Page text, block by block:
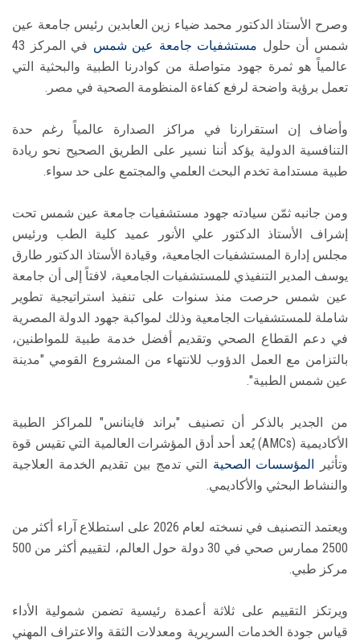
وصرح الأستاذ الدكتور محمد ضياء زين العابدين رئيس جامعة عين
شمس أن حلول مستشفيات جامعة عين شمس
في المركز 43
عالمياً هو ثمرة جهود متواصلة من كوادرنا الطبية والبحثية التي
تعمل برؤية واضحة لرفع كفاءة المنظومة الصحية في مصر.
وأضاف إن استقرارنا في مراكز الصدارة عالمياً رغم حدة
التنافسية الدولية يؤكد أننا نسير على الطريق الصحيح نحو ريادة
طبية مستدامة تخدم البحث العلمي والمجتمع على حد سواء.
ومن جانبه ثمّن سيادته جهود مستشفيات جامعة عين شمس تحت
إشراف الأستاذ الدكتور علي الأنور عميد كلية الطب ورئيس
مجلس إدارة المستشفيات الجامعية، وقيادة الأستاذ الدكتور طارق
يوسف المدير التنفيذي للمستشفيات الجامعية، لافتاً إلى أن جامعة
عين شمس حرصت منذ سنوات على تنفيذ استراتيجية تطوير
شاملة للمستشفيات الجامعية وذلك لمواكبة جهود الدولة المصرية
في دعم القطاع الصحي وتقديم أفضل خدمة طبية للمواطنين،
بالتزامن مع العمل الدؤوب للانتهاء من المشروع القومي "مدينة
عين شمس الطبية".
من الجدير بالذكر أن تصنيف "براند فاينانس" للمراكز الطبية
الأكاديمية (AMCs) يُعد أحد أدق المؤشرات العالمية التي تقيس قوة
وتأثير
المؤسسات الصحية التي تدمج بين تقديم الخدمة العلاجية
والنشاط البحثي والأكاديمي.
ويعتمد التصنيف في نسخته لعام 2026 على استطلاع آراء أكثر من
2500 ممارس صحي في 30 دولة حول العالم، لتقييم أكثر من 500
مركز طبي.
ويرتكز التقييم على ثلاثة أعمدة رئيسية تضمن شمولية الأداء
قياس جودة الخدمات السريرية ومعدلات الثقة والاعتراف المهني